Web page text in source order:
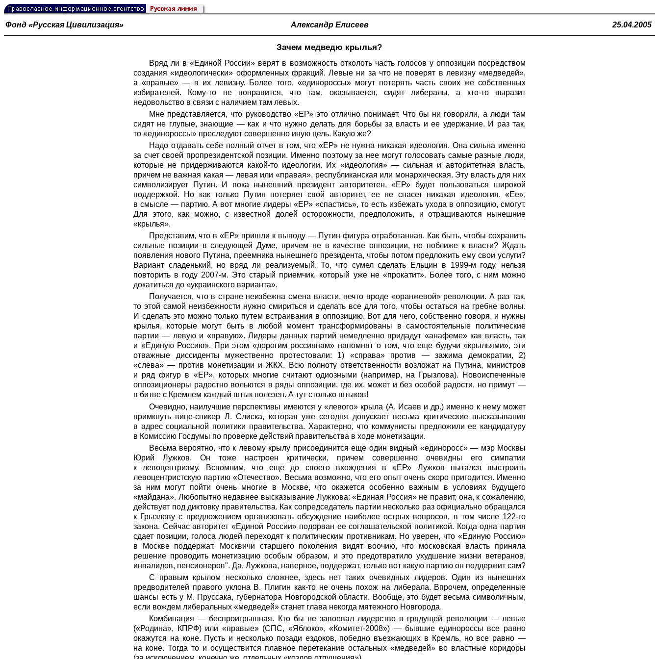
Фонд «Русская Цивилизация» Александр Елисеев 25.04.2005
Зачем медведю крылья?
Вряд ли в «Единой России» верят в возможность отколоть часть голосов у оппозиции посредством
создания «идеологически» оформленных фракций. Левые ни за что не поверят в левизну «медведей»,
а «правые» — в их левизну. Более того, «единороссы» могут потерять часть своих же собственных
избирателей. Кому-то не понравится, что там, оказывается, сидят либералы, а кто-то выразит
недовольство в связи с наличием там левых.
Мне представляется, что руководство «ЕР» это отлично понимает. Что бы ни говорили, а люди там
сидят не глупые, знающие — как и что нужно делать для борьбы за власть и ее удержание. И раз так,
то «единороссы» преследуют совершенно иную цель. Какую же?
Надо отдавать себе полный отчет в том, что «ЕР» не нужна никакая идеология. Она сильна именно
за счет своей пропрезидентской позиции. Именно поэтому за нее могут голосовать самые разные люди,
которые не придерживаются какой-то идеологии. Их «идеология» — сильная и авторитетная власть,
причем не важная какая — левая или «правая», республиканская или монархическая. Эту власть для них
символизирует Путин. И пока нынешний президент авторитетен, «ЕР» будет пользоваться широкой
поддержкой. Но как только Путин потеряет свой авторитет, ее не спасет никакая идеология. «Ее»,
в смысле — партию. А вот многие лидеры «ЕР» «спастись», то есть избежать ухода в оппозицию, смогут.
Для этого, как можно, с известной долей осторожности, предположить, и отращиваются нынешние
«крылья».
Представим, что в «ЕР» пришли к выводу — Путин фигура отработанная. Как быть, чтобы сохранить
сильные позиции в следующей Думе, причем не в качестве оппозиции, но поближе к власти? Ждать
появления нового Путина, преемника нынешнего президента, чтобы потом предложить ему свои услуги?
Вариант сладенький, но вряд ли реализуемый. То, что сумел сделать Ельцин в 1999-м году, нельзя
повторить в году 2007-м. Это старый приемчик, который уже не «прокатит». Более того, с ним можно
докатиться до «украинского варианта».
Получается, что в стране неизбежна смена власти, нечто вроде «оранжевой» революции. А раз так,
то этой самой неизбежности нужно смириться и сделать все для того, чтобы остаться на гребне волны.
И сделать это можно только путем встраивания в оппозицию. Вот для чего, собственно говоря, и нужны
крылья, которые могут быть в любой момент трансформированы в самостоятельные политические
партии — левую и «правую». Лидеры данных партий немедленно придадут «анафеме» как власть, так
и «Единую Россию». При этом «дорогим россиянам» напомнят о том, что еще будучи «крыльями», эти
отважные диссиденты мужественно протестовали: 1) «справа» против — зажима демократии, 2)
«слева» — против монетизации и ЖКХ. Всю полноту ответственности возложат на Путина, министров
и ряд фигур в «ЕР», которых многие считают одиозными (например, на Грызлова). Новоиспеченные
оппозиционеры радостно вольются в ряды оппозиции, где их, может и без особой радости, но примут —
в битве с Кремлем каждый штык полезен. А тут столько штыков!
Очевидно, наилучшие перспективы имеются у «левого» крыла (А. Исаев и др.) именно к нему может
примкнуть вице-спикер Л. Слиска, которая уже сегодня допускает весьма критические высказывания
в адрес социальной политики правительства. Характерно, что коммунисты предложили ее кандидатуру
в Комиссию Госдумы по проверке действий правительства в ходе монетизации.
Весьма вероятно, что к левому крылу присоединится еще один видный «единоросс» — мэр Москвы
Юрий Лужков. Он тоже настроен критически, причем совершенно очевидны его симпатии
к левоцентризму. Вспомним, что еще до своего вхождения в «ЕР» Лужков пытался выстроить
левоцентристскую партию «Отечество». Весьма возможно, что его опыт очень скоро пригодится. Именно
за ним могут пойти очень многие в Москве, что окажется особенно важным в условиях будущего
«майдана». Любопытно недавнее высказывание Лужкова: «Единая Россия» не правит, она, к сожалению,
действует под диктовку правительства. Как сопредседатель партии несколько раз официально обращался
к Грызлову с предложением организовать обсуждение наиболее острых вопросов, в том числе 122-го
закона. Сейчас авторитет «Единой России» подорван ее соглашательской политикой. Когда одна партия
сдает позиции, голоса людей переходят к политическим противникам. Но уверен, что «Единую Россию»
в Москве поддержат. Москвичи старшего поколения видят воочию, что московская власть приняла
решение проводить монетизацию особым образом, и это предотвратило ухудшение жизни ветеранов,
инвалидов, пенсионеров". Да, Лужкова, наверное, поддержат, только вот какую партию он поддержит сам?
С правым крылом несколько сложнее, здесь нет таких очевидных лидеров. Один из нынешних
предводителей правого уклона В. Плигин как-то не очень похож на либерала. Впрочем, определенные
шансы есть у М. Пруссака, губернатора Новгородской области. Вообще, это будет весьма символичным,
если вождем либеральных «медведей» станет глава некогда мятежного Новгорода.
Комбинация — беспроигрышная. Кто бы не завоевал лидерство в грядущей революции — левые
(«Родина», КПРФ) или «правые» (СПС, «Яблоко», «Комитет-2008») — бывшие единороссы все равно
окажутся на коне. Пусть и несколько позади ездоков, победно въезжающих в Кремль, но все равно —
на коне. Тогда то и осуществится плавное перетекание остальных «медведей» во властные коридоры